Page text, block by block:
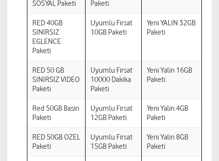
SOSYAL Paketi
Paketi
RED 40GB
SINIRSIZ
EGLENCE
Paketi
Uyumlu Firsat
10GB Paketi
Yeni YALIN 32GB
Paketi
RED 50 GB
SINIRSIZ VIDEO
Paketi
Uyumlu Firsat
10000 Dakika
Paketi
Yeni Yalin 16GB
Paketi
Red 50GB Basin
Paketi
Uyumlu Firsat
12GB Paketi
Yeni Yalin 4GB
Paketi
RED 50GB OZEL
Paketi
Uyumlu Firsat
15GB Paketi
Yeni Yalin 8GB
Paketi